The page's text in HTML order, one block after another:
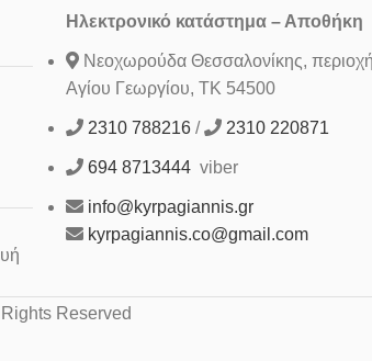
Ηλεκτρονικό κατάστημα – Αποθήκη
Νεοχωρούδα Θεσσαλονίκης, περιοχή
Αγίου Γεωργίου, ΤΚ 54500
2310 788216/ 2310 220871
694 8713444viber
info@kyrpagiannis.gr
kyrpagiannis.co@gmail.com
Reserved